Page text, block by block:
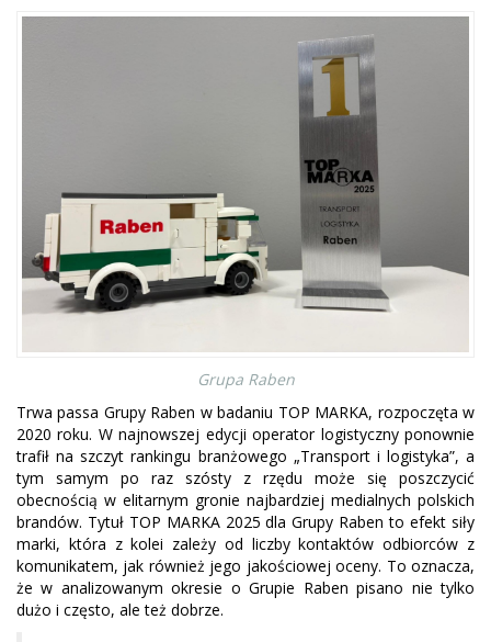
Grupa Raben
Trwa passa Grupy Raben w badaniu TOP MARKA, rozpoczęta w
2020 roku. W najnowszej edycji operator logistyczny ponownie
trafił na szczyt rankingu branżowego „Transport i logistyka”, a
tym samym po raz szósty z rzędu może się poszczycić
obecnością w elitarnym gronie najbardziej medialnych polskich
brandów. Tytuł TOP MARKA 2025 dla Grupy Raben to efekt siły
marki, która z kolei zależy od liczby kontaktów odbiorców z
komunikatem, jak również jego jakościowej oceny. To oznacza,
że w analizowanym okresie o Grupie Raben pisano nie tylko
dużo i często, ale też dobrze.